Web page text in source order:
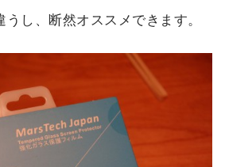
し、断然オススメできます。